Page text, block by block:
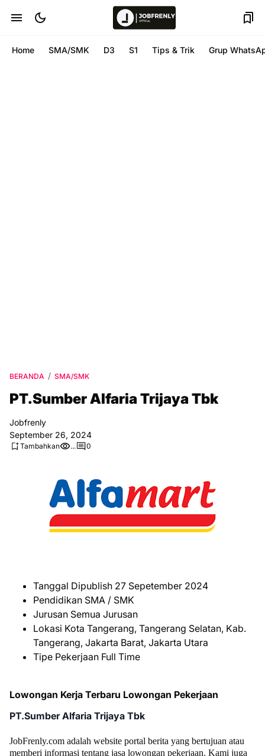
Home SMA/SMK D3 S1 Tips & Trik Grup
BERANDA SMA/SMK
PT.Sumber Alfaria Trijaya Tbk
Jobfrenly
September 26, 2024
Tambahkan ... 0
Tanggal Dipublish 27 Sepetember 2024
Pendidikan SMA / SMK
Jurusan Semua Jurusan
Lokasi Kota Tangerang, Tangerang Selatan, Kab.
Tangerang, Jаkаrtа Barat, Jakarta Utаrа
Tipe Pekerjaan Full Time
Lowongan Kerja Terbaru Lowongan Pekerjaan
PT.Sumber Alfaria Trijaya Tbk
JobFrenly.com adalah website portal berita yang bertujuan atau
memberi informasi tentang jasa lowongan pekerjaan. Kami juga